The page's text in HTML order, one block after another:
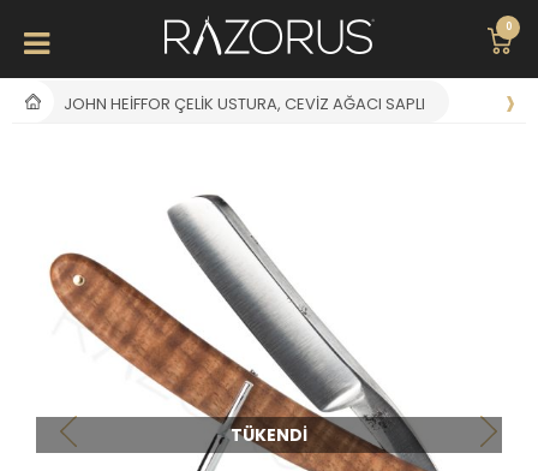
0
JOHN HEIFFOR ÇELIK USTURA, CEVIZ AĞACI SAPLI
TÜKENDI